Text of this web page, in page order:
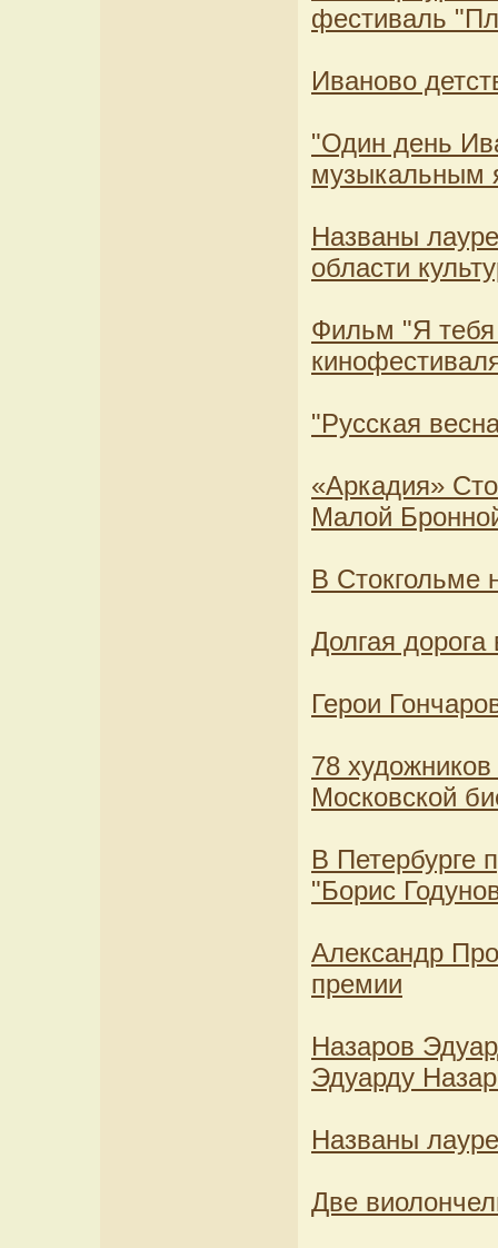
фестиваль
Иваново
"Один день
музыкальным
Названы
области
Фильм "Я тебя
"Русская
«Аркадия»
Малой
В Стокгольме
Долгая
Герои
78
Московской
В Петербурге
"Борис
Александр
премии
Назаров
Эдуарду
Названы
Две